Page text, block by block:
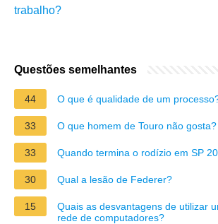
trabalho?
Questões semelhantes
44 O que é qualidade de um
33 O que homem de Touro não gosta?
33 Quando termina o rodízio em SP
30 Qual a lesão de Federer?
15
Quais as desvantagens de utilizar
rede de computadores?